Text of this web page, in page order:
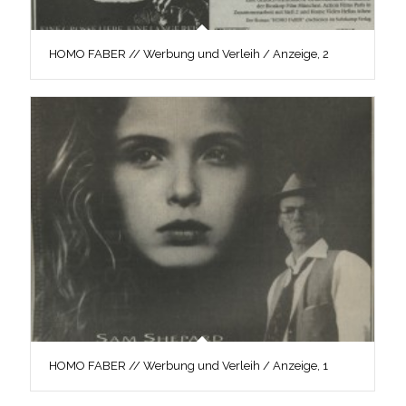
HOMO FABER // Werbung und Verleih / Anzeige, 2
HOMO FABER // Werbung und Verleih / Anzeige, 1